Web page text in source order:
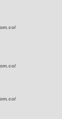
wp-
wp-
wp-